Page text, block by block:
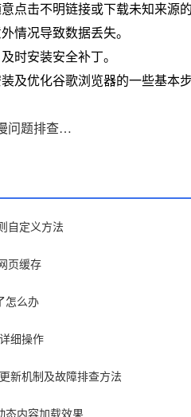
点击不明链接或下载未知来源的
情况导致数据丢失。
时安装安全补丁。
及优化谷歌浏览器的一些基本
上一篇: 谷歌浏览器下载速度慢问题排查及解决方案分享
自定义方法
页缓存
怎么办
细操作
新机制及故障排查方法
态内容加载效果